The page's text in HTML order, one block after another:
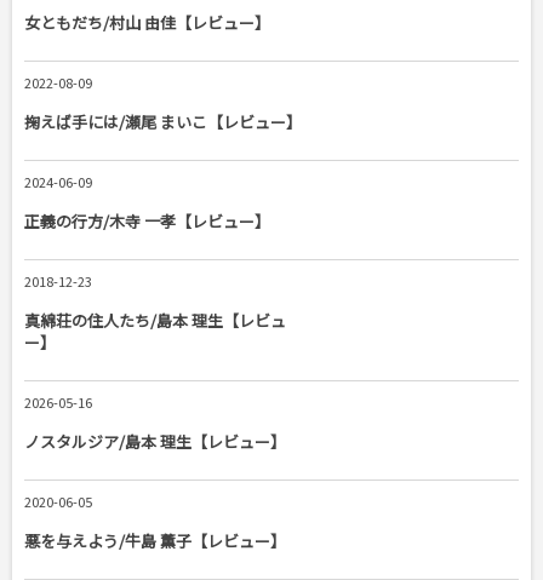
女ともだち/村山 由佳【レビュー】
2022-08-09
掬えば手には/瀬尾 まいこ【レビュー】
2024-06-09
正義の行方/木寺 一孝【レビュー】
2018-12-23
真綿荘の住人たち/島本 理生【レビュ
ー】
2026-05-16
ノスタルジア/島本 理生【レビュー】
2020-06-05
悪を与えよう/牛島 薫子【レビュー】